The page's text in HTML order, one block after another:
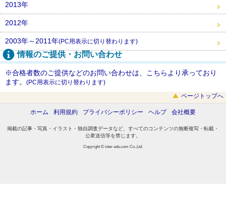
2013年
2012年
2003年～2011年(PC用表示に切り替わります)
情報のご提供・お問い合わせ
※合格者数のご提供などのお問い合わせは、こちらより承っており
ます。 (PC用表示に切り替わります)
ページトップへ
ホーム 利用規約 プライバシーポリシー ヘルプ 会社概要
掲載の記事・写真・イラスト・独自調査データなど、すべてのコンテンツの無断複写・転載・
公衆送信等を禁じます。
Copyright © inter-edu.com Co.,Ltd.